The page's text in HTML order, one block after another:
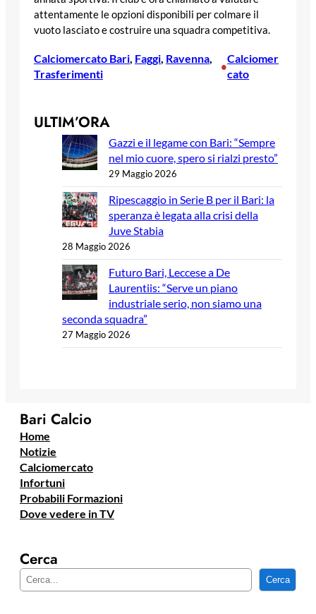
attentamente le opzioni disponibili per colmare il
vuoto lasciato e costruire una squadra competitiva.
Calciomercato Bari, Faggi, Ravenna
Trasferimenti
•
Calciomer
cato
ULTIM’ORA
Gazzi e il legame con Bari: “Sempre
nel mio cuore, spero si rialzi presto”
29 Maggio 2026
Ripescaggio in Serie B per il Bari: la
speranza è legata alla crisi della
Juve Stabia
28 Maggio 2026
Futuro Bari, Leccese a De
Laurentiis: “Serve un piano
industriale serio, non siamo una
seconda squadra”
27 Maggio 2026
Bari Calcio
Home
Notizie
Calciomercato
Infortuni
Probabili Formazioni
Dove vedere in TV
Cerca
e
Cerca